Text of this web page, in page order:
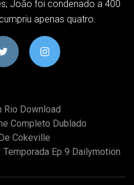
João foi condenado a 400
apenas quatro.
Rio Download
Completo Dublado
Cokeville
Ep 9 Dailymotion